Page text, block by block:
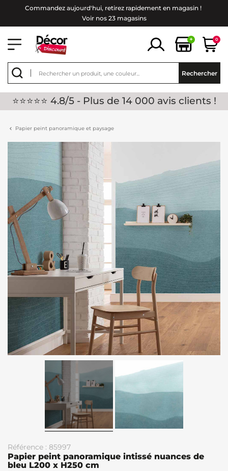
Commandez aujourd'hui, retirez rapidement en magasin !
Voir nos 23 magasins
+ 0
Rechercher
⭐⭐⭐⭐⭐ 4.8/5 - Plus de 14 000 avis clients !
Papier peint panoramique et paysage
Référence : 85997
Papier peint panoramique intissé nuances de
bleu L200 x H250 cm